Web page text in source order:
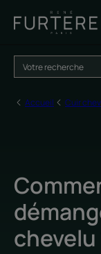
Accueil Cuir
chevelu